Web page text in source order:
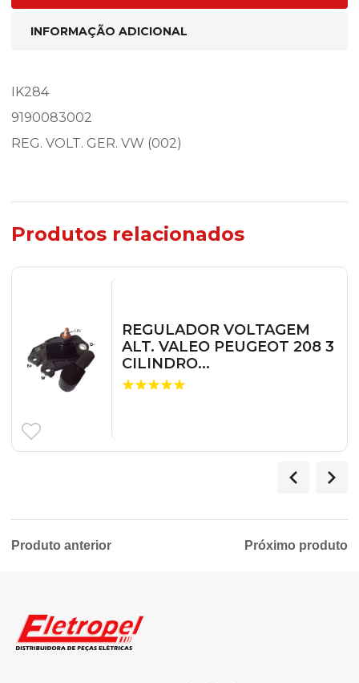
INFORMAÇÃO ADICIONAL
IK284
9190083002
REG. VOLT. GER. VW (002)
Produtos relacionados
REGULADOR VOLTAGEM
ALT. VALEO PEUGEOT 208 3
CILINDRO...
Produto anterior Próximo produto